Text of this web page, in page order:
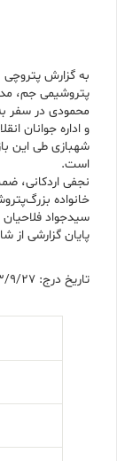
به گزارش
پتروشیمی جم،
محمودی در سفر
و اداره جوانان
شهبازی طی این
است.
نجفی اردکانی،
خانواده
سیدجواد
پایان گزارشی
تاریخ درج: 1403/9/27